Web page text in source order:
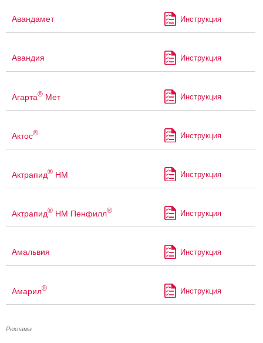
Авандамет Инструкция
Авандия Инструкция
Агарта® Мет Инструкция
Актос® Инструкция
Актрапид® НМ Инструкция
Актрапид® НМ Пенфилл® Инструкция
Амальвия Инструкция
Амарил® Инструкция
Реклама